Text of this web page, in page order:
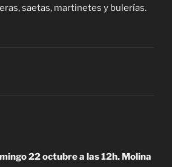
saetas, martinetes y bulerías.
22 octubre a las 12h. Molina